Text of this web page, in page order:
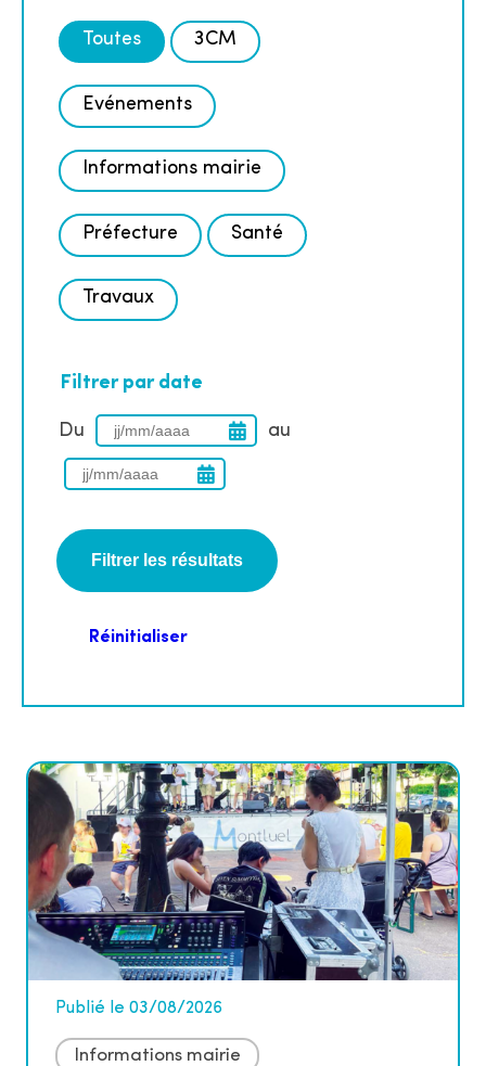
Toutes 3CM
Evénements
Informations mairie
Préfecture Santé
Travaux
Filtrer par date
Du au
Réinitialiser
Publié le 03/08/2026
Informations mairie